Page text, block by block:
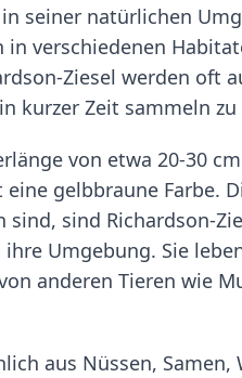
seiner natürlichen
verschiedenen
Ziesel werden oft
kurzer Zeit sammeln
von etwa 20-30
gelbbraune Farbe.
sind, sind Richardson-
Umgebung. Sie
anderen Tieren wie
aus Nüssen, Samen,